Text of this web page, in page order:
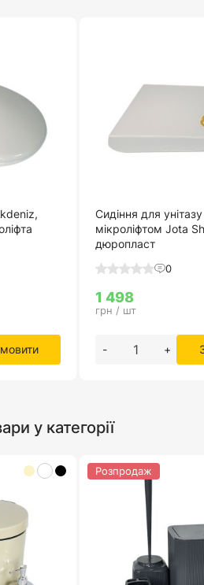
Сидіння для
мікроліфтом Jota
дюропласт
0
1 498
грн / шт
- +
у категорії
Розпродаж